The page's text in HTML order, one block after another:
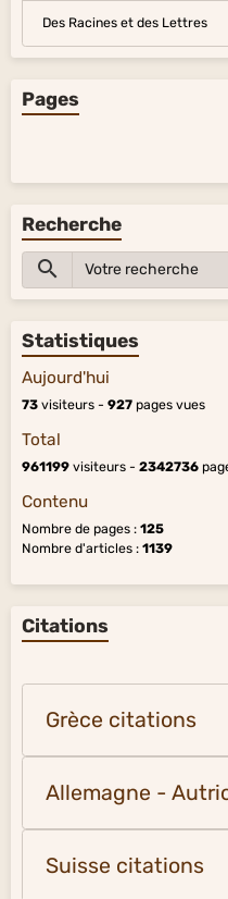
Des Racines et des Lettres
Pages
Recherche
Statistiques
Aujourd'hui
73 visiteurs - 927 pages vues
Total
961199 visiteurs - 2342736
Contenu
Nombre de pages : 125
Nombre d'articles : 1139
Citations
Grèce citations
Allemagne -
Suisse citations